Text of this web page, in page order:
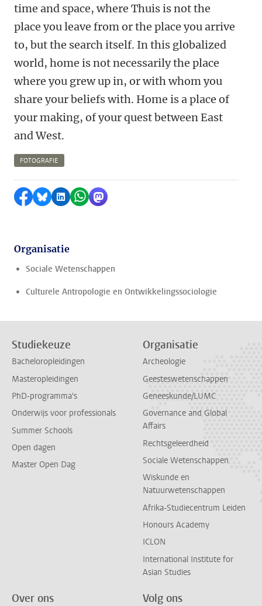
time and space, where Thuis is not the
place you leave from or the place you arrive
to, but the search itself. In this globalized
world, home is not necessarily the place
where you grew up in, or with whom you
share your beliefs with. Home is a place of
your making, of your quest between East
and West.
FOTOGRAFIE
Delen op Facebook
Delen via Bluesky
Delen op LinkedIn
Delen via WhatsApp
Delen via Mastodon
Organisatie
Sociale Wetenschappen
Culturele Antropologie en Ontwikkelingssociologie
Studiekeuze
Bacheloropleidingen
Masteropleidingen
PhD-programma's
Onderwijs voor professionals
Summer Schools
Open dagen
Master Open Dag
Organisatie
Archeologie
Geesteswetenschappen
Geneeskunde/LUMC
Governance and Global
Affairs
Rechtsgeleerdheid
Sociale Wetenschappen
Wiskunde en
Natuurwetenschappen
Afrika-Studiecentrum Leiden
Honours Academy
ICLON
International Institute for
Asian Studies
Over ons Volg ons